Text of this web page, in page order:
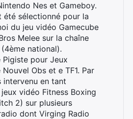
Nes et Gameboy.
été sélectionné pour la
du jeu vidéo Gamecube
Melee sur la chaîne
national).
Pigiste pour Jeux
Obs et e TF1. Par
intervenu en tant
vidéo Fitness Boxing
2) sur plusieurs
dont Virging Radio